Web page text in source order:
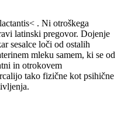
. Ni otroškega
latinski pregovor. Dojenje
sesalce loči od ostalih
mleku samem, ki se od
in otrokovem
tako fizične kot psihične